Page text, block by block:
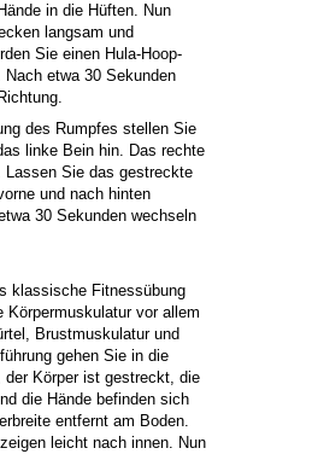
in die Hüften. Nun
langsam und
Sie einen Hula-Hoop-
Nach etwa 30 Sekunden
des Rumpfes stellen Sie
linke Bein hin. Das rechte
Lassen Sie das gestreckte
und nach hinten
30 Sekunden wechseln
klassische Fitnessübung
Körpermuskulatur vor allem
Brustmuskulatur und
gehen Sie in die
der Körper ist gestreckt, die
die Hände befinden sich
entfernt am Boden.
leicht nach innen. Nun